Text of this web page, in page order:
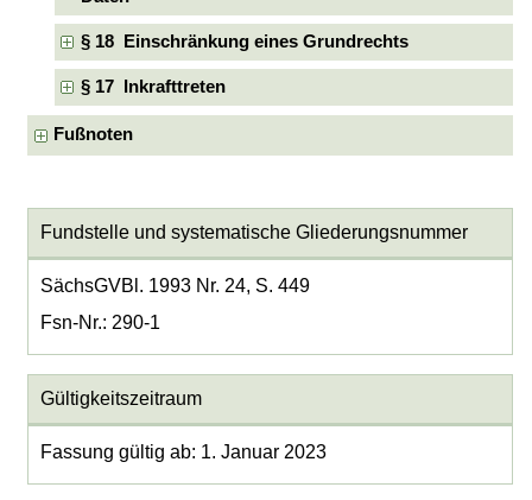
§ 18 Einschränkung eines Grundrechts
§ 17 Inkrafttreten
Fußnoten
Fundstelle und systematische Gliederungsnummer
SächsGVBl. 1993 Nr. 24, S. 449
Fsn-Nr.: 290-1
Gültigkeitszeitraum
Fassung gültig ab: 1. Januar 2023